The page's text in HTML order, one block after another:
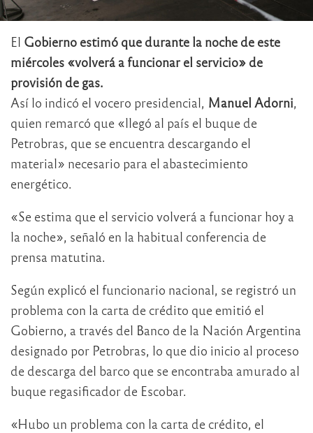
El Gobierno estimó que durante la noche de este
miércoles «volverá a funcionar el servicio» de
provisión de gas.
Así lo indicó el vocero presidencial, Manuel Adorni,
quien remarcó que «llegó al país el buque de
Petrobras, que se encuentra descargando el
material» necesario para el abastecimiento
energético.
«Se estima que el servicio volverá a funcionar hoy a
la noche», señaló en la habitual conferencia de
prensa matutina.
Según explicó el funcionario nacional, se registró un
problema con la carta de crédito que emitió el
Gobierno, a través del Banco de la Nación Argentina
designado por Petrobras, lo que dio inicio al proceso
de descarga del barco que se encontraba amurado al
buque regasificador de Escobar.
«Hubo un problema con la carta de crédito, el